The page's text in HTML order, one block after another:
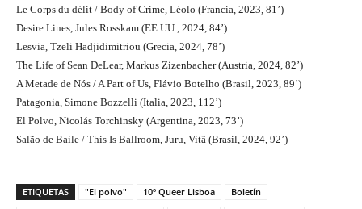
Le Corps du délit / Body of Crime, Léolo (Francia, 2023, 81’)
Desire Lines, Jules Rosskam (EE.UU., 2024, 84’)
Lesvia, Tzeli Hadjidimitriou (Grecia, 2024, 78’)
The Life of Sean DeLear, Markus Zizenbacher (Austria, 2024, 82’)
A Metade de Nós / A Part of Us, Flávio Botelho (Brasil, 2023, 89’)
Patagonia, Simone Bozzelli (Italia, 2023, 112’)
El Polvo, Nicolás Torchinsky (Argentina, 2023, 73’)
Salão de Baile / This Is Ballroom, Juru, Vitã (Brasil, 2024, 92’)
ETIQUETAS "El polvo" 10º Queer Lisboa
Boletín